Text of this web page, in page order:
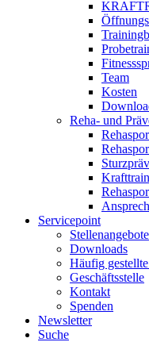
Team
Kosten
Reha- und
Servicepoint
Stellenangebote
Downloads
Häufig
Geschäftsstelle
Kontakt
Spenden
Newsletter
Suche